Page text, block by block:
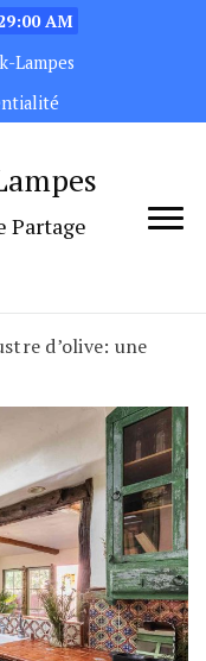
AM
Lampes
Partage
d’olive: une